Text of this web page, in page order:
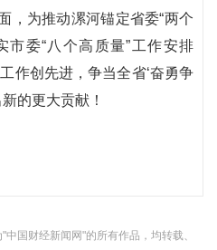
，为推动漯河锚定省委“两个
市委“八个高质量”工作安排
作创先进，争当全省‘奋勇争
的更大贡献！
中国财经新闻网"的所有作品，均转载、